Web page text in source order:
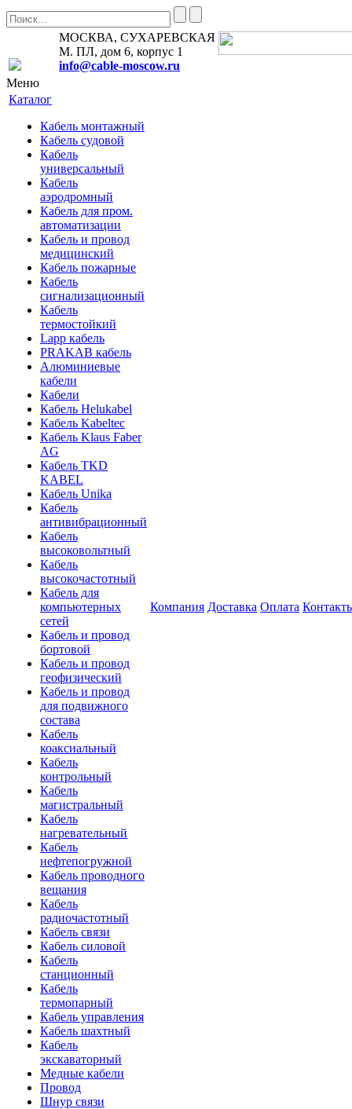
МОСКВА, СУХАРЕВСКАЯ
М. ПЛ, дом 6, корпус 1
info@cable-moscow.ru
Меню
Каталог
Кабель монтажный
Кабель судовой
Кабель
универсальный
Кабель
аэродромный
Кабель для пром.
автоматизации
Кабель и провод
медицинский
Кабель пожарные
Кабель
сигнализационный
Кабель
термостойкий
Lapp кабель
PRAKAB кабель
Алюминиевые
кабели
Кабели
Кабель Helukabel
Кабель Kabeltec
Кабель Klaus Faber
AG
Кабель TKD
KABEL
Кабель Unika
Кабель
антивибрационный
Кабель
высоковольтный
Кабель
высокочастотный
Кабель для
компьютерных
сетей
Кабель и провод
бортовой
Кабель и провод
геофизический
Кабель и провод
для подвижного
состава
Кабель
коаксиальный
Кабель
контрольный
Кабель
магистральный
Кабель
нагревательный
Кабель
нефтепогружной
Кабель проводного
вещания
Кабель
радиочастотный
Кабель связи
Кабель силовой
Кабель
станционный
Кабель
термопарный
Кабель управления
Кабель шахтный
Кабель
экскаваторный
Медные кабели
Провод
Шнур связи
Компания Доставка Оплата